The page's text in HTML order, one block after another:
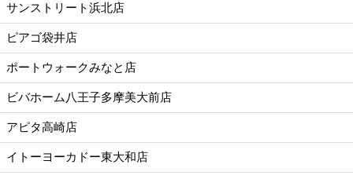
サンストリート浜北店
ピアゴ袋井店
ポートウォークみなと店
ビバホーム八王子多摩美大前店
アピタ高崎店
イトーヨーカドー東大和店